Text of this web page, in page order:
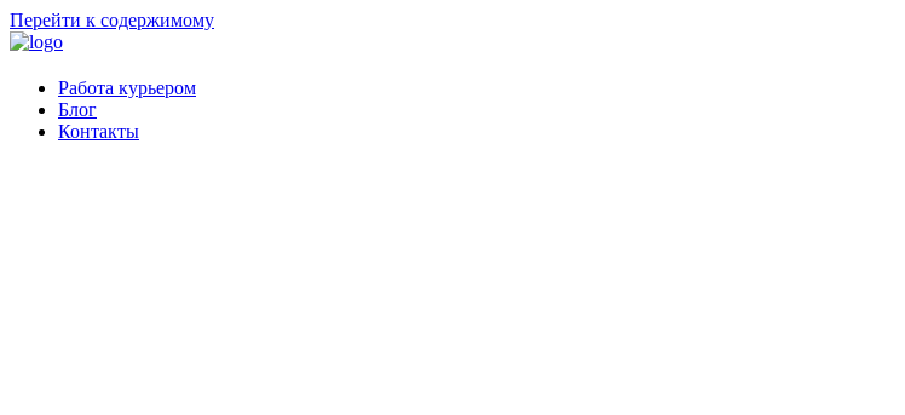
Перейти к содержимому
Работа курьером
Блог
Контакты